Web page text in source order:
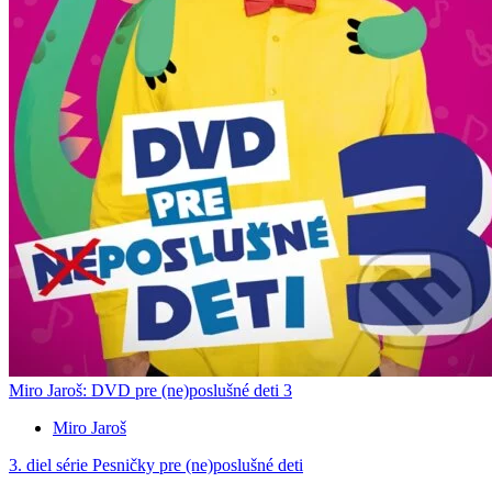
Miro Jaroš: DVD pre (ne)poslušné deti 3
Miro Jaroš
3. diel série Pesničky pre (ne)poslušné deti